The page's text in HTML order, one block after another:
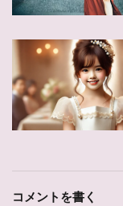
コメントを書く